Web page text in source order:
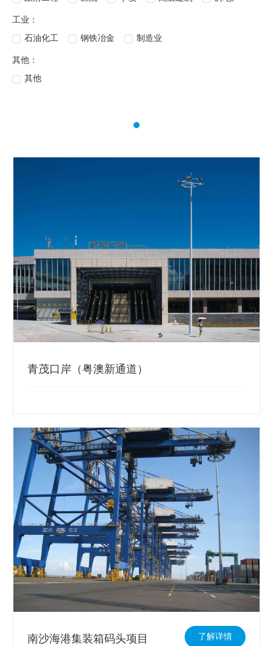
工业：
石油化工
钢铁冶金 制造业
其他：
其他
青茂口岸（粤澳新通道）
南沙海港集装箱码头项目 了解详情